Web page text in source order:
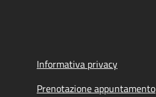
Informativa privacy
Prenotazione appuntamento